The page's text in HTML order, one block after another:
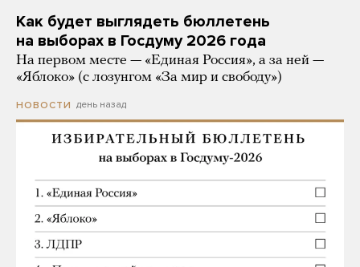
Как будет выглядеть бюллетень
на выборах в Госдуму 2026 года
На первом месте — «Единая Россия», а за ней —
«Яблоко» (с лозунгом «За мир и свободу»)
НОВОСТИ день назад